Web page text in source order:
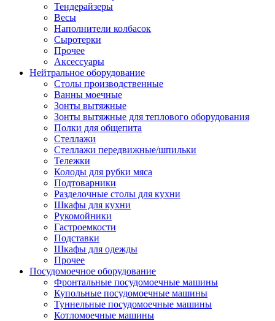
Тендерайзеры
Весы
Наполнители колбасок
Сыротерки
Прочее
Аксессуары
Нейтральное оборудование
Столы производственные
Ванны моечные
Зонты вытяжные
Зонты вытяжные для теплового оборудования
Полки для общепита
Стеллажи
Стеллажи передвижные/шпильки
Тележки
Колоды для рубки мяса
Подтоварники
Разделочные столы для кухни
Шкафы для кухни
Рукомойники
Гастроемкости
Подставки
Шкафы для одежды
Прочее
Посудомоечное оборудование
Фронтальные посудомоечные машины
Купольные посудомоечные машины
Туннельные посудомоечные машины
Котломоечные машины